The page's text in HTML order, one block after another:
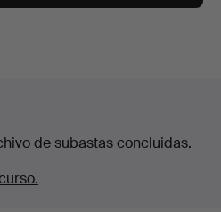
de subastas concluidas.